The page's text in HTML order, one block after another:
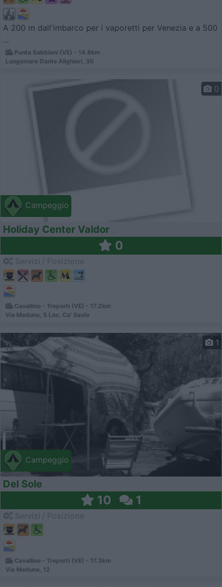
A 200 m dall'imbarco per i vaporetti per Venezia e a 500
...
Punta Sabbioni (VE) - 14.8km
Lungomare Dante Alighieri, 30
Campeggio
0
Holiday Center Valdor
0
Cavallino - Treporti (VE) - 17.2km
Via Meduna, 5 Loc. Ca' Savio
Campeggio
1
Del Sole
10 1
Cavallino - Treporti (VE) - 17.3km
Via Meduna, 12